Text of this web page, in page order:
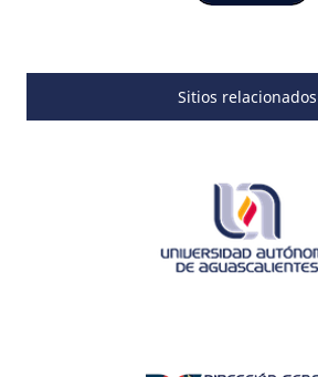
Sitios relacionados